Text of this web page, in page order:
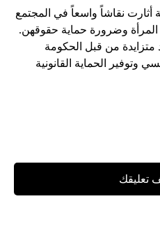
أثارت نقاشاً واسعاً في المجتمع
وضرورة حماية حقوقهن.
من قبل الحكومة
وتوفير الحماية القانونية
تعليقك